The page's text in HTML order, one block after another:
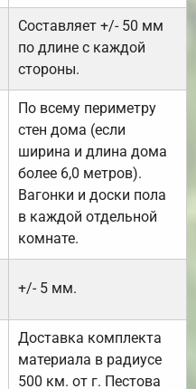
Составляет +/- 50 мм
по длине с каждой
стороны.
По всему периметру
стен дома (если
ширина и длина дома
более 6,0 метров).
Вагонки и доски пола
в каждой отдельной
комнате.
+/- 5 мм.
Доставка комплекта
материала в радиусе
500 км. от г. Пестова